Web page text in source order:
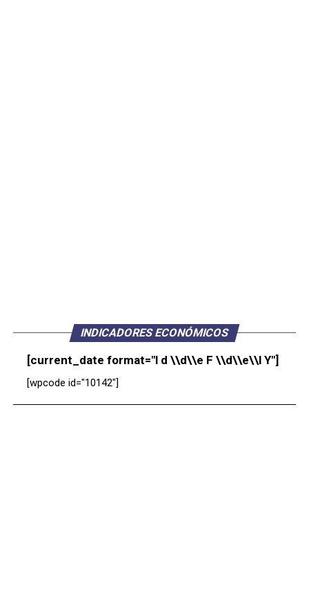
INDICADORES ECONÓMICOS
[current_date format="l d \\d\\e F \\d\\e\\l Y"]
[wpcode id="10142"]